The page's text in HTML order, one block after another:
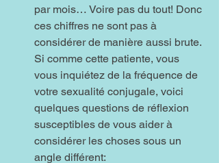
par mois… Voire pas du tout! Donc
ces chiffres ne sont pas à
considérer de manière aussi brute.
Si comme cette patiente, vous
vous inquiétez de la fréquence de
votre sexualité conjugale, voici
quelques questions de réflexion
susceptibles de vous aider à
considérer les choses sous un
angle différent: